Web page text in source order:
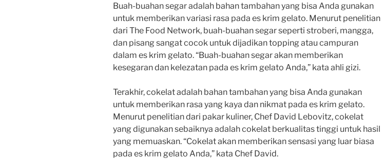
Buah-buahan segar adalah bahan tambahan yang bisa Anda gunakan
untuk memberikan variasi rasa pada es krim gelato. Menurut penelitian
dari The Food Network, buah-buahan segar seperti stroberi, mangga,
dan pisang sangat cocok untuk dijadikan topping atau campuran
dalam es krim gelato. “Buah-buahan segar akan memberikan
kesegaran dan kelezatan pada es krim gelato Anda,” kata ahli gizi.
Terakhir, cokelat adalah bahan tambahan yang bisa Anda gunakan
untuk memberikan rasa yang kaya dan nikmat pada es krim gelato.
Menurut penelitian dari pakar kuliner, Chef David Lebovitz, cokelat
yang digunakan sebaiknya adalah cokelat berkualitas tinggi untuk hasil
yang memuaskan. “Cokelat akan memberikan sensasi yang luar biasa
pada es krim gelato Anda,” kata Chef David.